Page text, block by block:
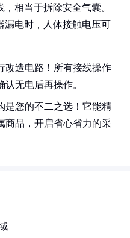
，相当于拆除安全气囊。
漏电时，人体接触电压可
改造电路！所有接线操作
无电后再操作。
是您的不二之选！它能精
商品，开启省心省力的采